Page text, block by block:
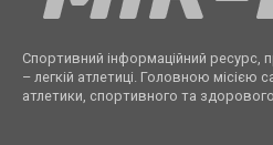
Спортивний інформаційний ресурс,
– легкій атлетиці. Головною місією
атлетики, спортивного та